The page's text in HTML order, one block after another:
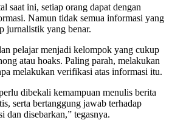
saat ini, setiap orang dapat dengan
Namun tidak semua informasi yang
jurnalistik yang benar.
pelajar menjadi kelompok yang cukup
atau hoaks. Paling parah, melakukan
melakukan verifikasi atas informasi itu.
dibekali kemampuan menulis berita
serta bertanggung jawab terhadap
dan disebarkan,” tegasnya.